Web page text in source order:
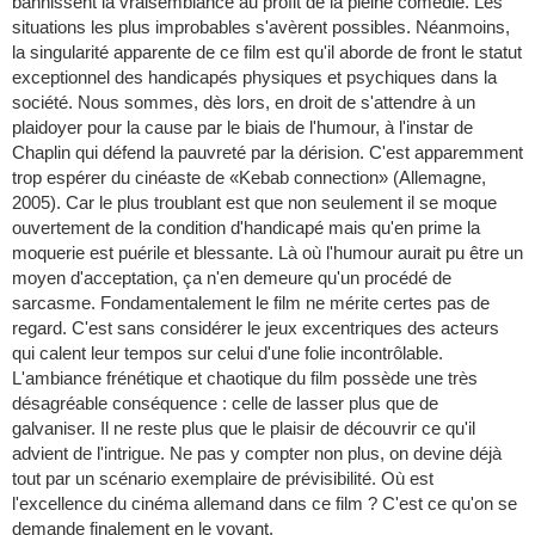
situations les plus improbables s'avèrent possibles. Néanmoins,
la singularité apparente de ce film est qu'il aborde de front le statut
exceptionnel des handicapés physiques et psychiques dans la
société. Nous sommes, dès lors, en droit de s'attendre à un
plaidoyer pour la cause par le biais de l'humour, à l'instar de
Chaplin qui défend la pauvreté par la dérision. C'est apparemment
trop espérer du cinéaste de «Kebab connection» (Allemagne,
2005). Car le plus troublant est que non seulement il se moque
ouvertement de la condition d'handicapé mais qu'en prime la
moquerie est puérile et blessante. Là où l'humour aurait pu être un
moyen d'acceptation, ça n'en demeure qu'un procédé de
sarcasme. Fondamentalement le film ne mérite certes pas de
regard. C'est sans considérer le jeux excentriques des acteurs
qui calent leur tempos sur celui d'une folie incontrôlable.
L'ambiance frénétique et chaotique du film possède une très
désagréable conséquence : celle de lasser plus que de
galvaniser. Il ne reste plus que le plaisir de découvrir ce qu'il
advient de l'intrigue. Ne pas y compter non plus, on devine déjà
tout par un scénario exemplaire de prévisibilité. Où est
l'excellence du cinéma allemand dans ce film ? C'est ce qu'on se
demande finalement en le voyant.